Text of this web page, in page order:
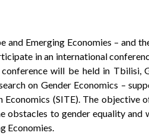
and Emerging Economies – and
in an international
conference will be held in
on Gender Economics –
(SITE). The objective
to gender equality and
Economies.